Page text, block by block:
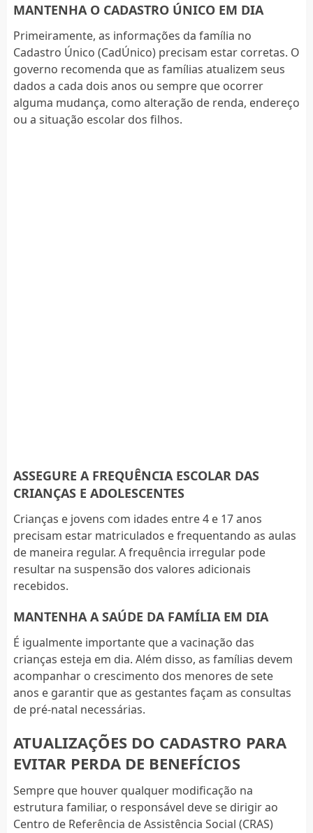
MANTENHA O CADASTRO ÚNICO EM DIA
Primeiramente, as informações da família no
Cadastro Único (CadÚnico) precisam estar corretas. O
governo recomenda que as famílias atualizem seus
dados a cada dois anos ou sempre que ocorrer
alguma mudança, como alteração de renda, endereço
ou a situação escolar dos filhos.
ASSEGURE A FREQUÊNCIA ESCOLAR DAS
CRIANÇAS E ADOLESCENTES
Crianças e jovens com idades entre 4 e 17 anos
precisam estar matriculados e frequentando as aulas
de maneira regular. A frequência irregular pode
resultar na suspensão dos valores adicionais
recebidos.
MANTENHA A SAÚDE DA FAMÍLIA EM DIA
É igualmente importante que a vacinação das
crianças esteja em dia. Além disso, as famílias devem
acompanhar o crescimento dos menores de sete
anos e garantir que as gestantes façam as consultas
de pré-natal necessárias.
ATUALIZAÇÕES DO CADASTRO PARA
EVITAR PERDA DE BENEFÍCIOS
Sempre que houver qualquer modificação na
estrutura familiar, o responsável deve se dirigir ao
Centro de Referência de Assistência Social (CRAS)